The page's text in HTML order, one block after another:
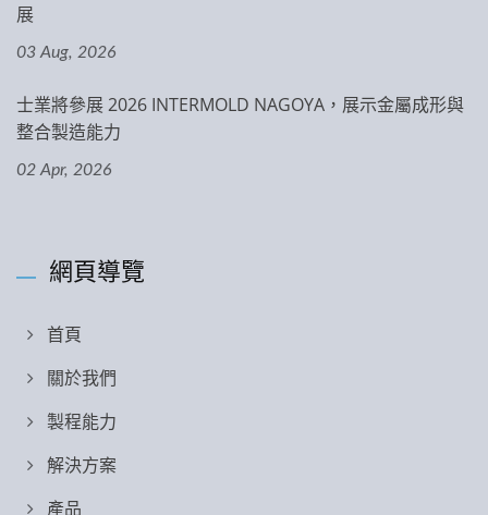
展
03 Aug, 2026
士業將參展 2026 INTERMOLD NAGOYA，展示金屬成形與
整合製造能力
02 Apr, 2026
網頁導覽
首頁
關於我們
製程能力
解決方案
產品